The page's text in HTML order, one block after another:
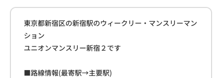
東京都新宿区の新宿駅のウィークリー・マンスリーマン
ション
ユニオンマンスリー新宿２です
■路線情報(最寄駅→主要駅)